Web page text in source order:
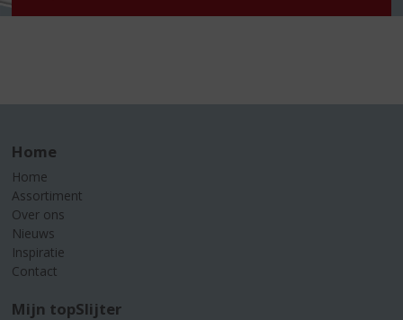
Home
Home
Assortiment
Over ons
Nieuws
Inspiratie
Contact
Mijn topSlijter